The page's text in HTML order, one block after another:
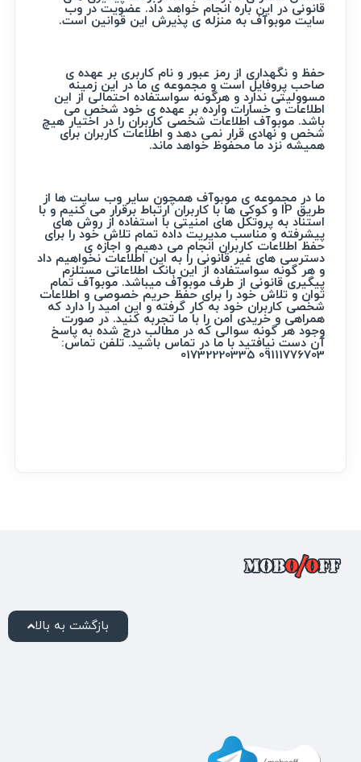
قانونی در این باره انجام خواهد داد. عضویت در وب
سایت موبوآف به منزله ی پذیرش این قوانین است.
حفظ و نگهداری از رمز عبور و نام کاربری بر عهده ی
صاحب پروفایل است و مجموعه ی ما در این زمینه
مسوولیتی ندارد و هرگونه سواستفاده احتمالی از این
اطلاعات و خسارات وارده بر عهده ی خود شخص می
باشد. موبوآف اطلاعات شخصی کاربران را در اختیار هیچ
شخص و نهادی قرار نمی دهد و اطلاعات کاربران برای
همیشه نزد ما محفوظ خواهد ماند.
ما در مجموعه ی موبوآف همچون سایر وب سایت ها از
طریق IP و کوکی ها با کاربران ارتباط برقرار می کنیم و با
استناد به پروتکل های امنیتی با استفاده از روش های
پیشرفته و مناسب مدیریت داده تمام تلاش خود را برای
حفظ اطلاعات کاربران انجام می دهیم و اجازه ی
دسترسی های غیر قانونی را به این اطلاعات نخواهیم داد
و هر گونه سواستفاده از این بانک اطلاعاتی مستلزم
پیگیری قانونی از طرف موبوآف میباشد. موبوآف تمام
توان و تلاش خود را برای حفظ حریم خصوصی و اطلاعات
شخصی کاربران خود به کار گرفته و این امید را دارد که
همراهی و خریدی امن را با ما تجربه کنید. در صورت
وجود هر گونه سوالی که در مطالب درج شده به پاسخ
آن دست نیافتید با ما در تماس باشید. تلفن تماس:
09111776703 01732220335
بازگشت به بالا